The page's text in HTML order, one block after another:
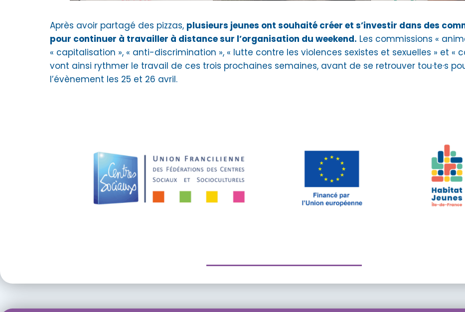
Après avoir partagé des pizzas, plusieurs jeunes ont souhaité créer et s’investir dans des
pour continuer à travailler à distance sur l’organisation du weekend. Les commissions «
« capitalisation », « anti-discrimination », « lutte contre les violences sexistes et sexuelles » et «
vont ainsi rythmer le travail de ces trois prochaines semaines, avant de se retrouver tou·te·s
l’évènement les 25 et 26 avril.